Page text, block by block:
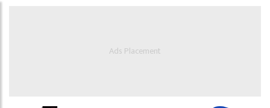
Ads Placement